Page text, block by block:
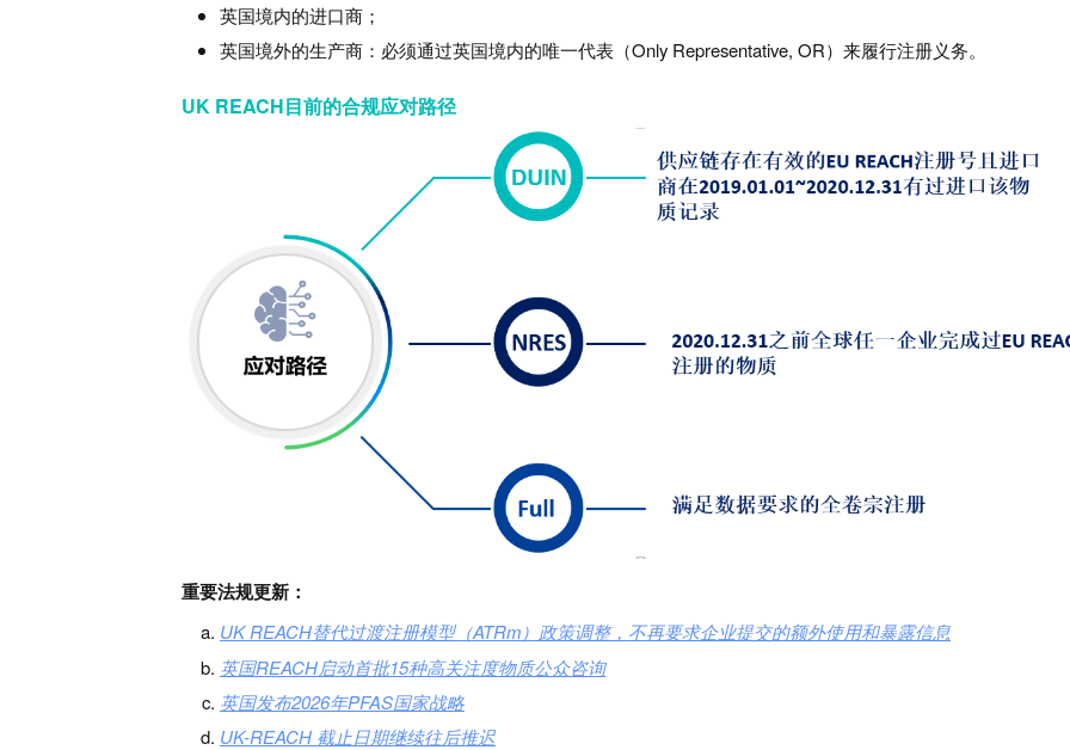
英国境内的进口商；
英国境外的生产商：必须通过英国境内的唯一代表（Only Representative, OR）来履行注册义务。
UK REACH目前的合规应对路径
重要法规更新：
UK REACH替代过渡注册模型（ATRm）政策调整，不再要求企业提交的额外使用和暴露信息
英国REACH启动首批15种高关注度物质公众咨询
英国发布2026年PFAS国家战略
UK-REACH 截止日期继续往后推迟